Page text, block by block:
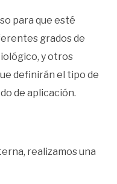
para que esté
grados de
y otros
definirán el tipo de
de aplicación.
realizamos una